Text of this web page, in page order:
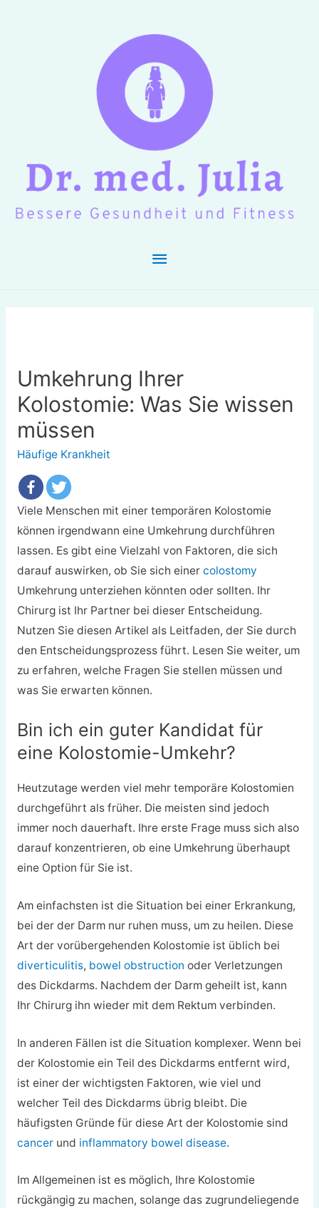
Hauptmenü
Umkehrung Ihrer
Kolostomie: Was Sie wissen
müssen
Häufige Krankheit
Viele Menschen mit einer temporären Kolostomie
können irgendwann eine Umkehrung durchführen
lassen. Es gibt eine Vielzahl von Faktoren, die sich
darauf auswirken, ob Sie sich einer colostomy
Umkehrung unterziehen könnten oder sollten. Ihr
Chirurg ist Ihr Partner bei dieser Entscheidung.
Nutzen Sie diesen Artikel als Leitfaden, der Sie durch
den Entscheidungsprozess führt. Lesen Sie weiter, um
zu erfahren, welche Fragen Sie stellen müssen und
was Sie erwarten können.
Bin ich ein guter Kandidat für
eine Kolostomie-Umkehr?
Heutzutage werden viel mehr temporäre Kolostomien
durchgeführt als früher. Die meisten sind jedoch
immer noch dauerhaft. Ihre erste Frage muss sich also
darauf konzentrieren, ob eine Umkehrung überhaupt
eine Option für Sie ist.
Am einfachsten ist die Situation bei einer Erkrankung,
bei der der Darm nur ruhen muss, um zu heilen. Diese
Art der vorübergehenden Kolostomie ist üblich bei
diverticulitis, bowel obstruction oder Verletzungen
des Dickdarms. Nachdem der Darm geheilt ist, kann
Ihr Chirurg ihn wieder mit dem Rektum verbinden.
In anderen Fällen ist die Situation komplexer. Wenn bei
der Kolostomie ein Teil des Dickdarms entfernt wird,
ist einer der wichtigsten Faktoren, wie viel und
welcher Teil des Dickdarms übrig bleibt. Die
häufigsten Gründe für diese Art der Kolostomie sind
cancerund inflammatory bowel disease.
Im Allgemeinen ist es möglich, Ihre Kolostomie
rückgängig zu machen, solange das zugrundeliegende